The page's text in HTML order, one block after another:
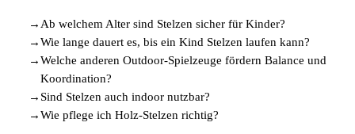
→ Ab welchem Alter sind Stelzen sicher für Kinder?
→Wie lange dauert es, bis ein Kind Stelzen laufen kann?
→Welche anderen Outdoor-Spielzeuge fördern Balance und
Koordination?
→ Sind Stelzen auch indoor nutzbar?
→Wie pflege ich Holz-Stelzen richtig?